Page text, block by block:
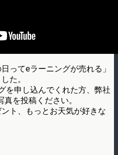
ってeラーニングが売れる」
た。
を申し込んでくれた方、弊社
を投稿ください。
ト、もっとお天気が好きな